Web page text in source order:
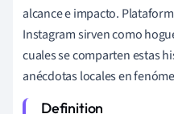
alcance e impacto.
Instagram sirven como
cuales se comparten estas
anécdotas locales en